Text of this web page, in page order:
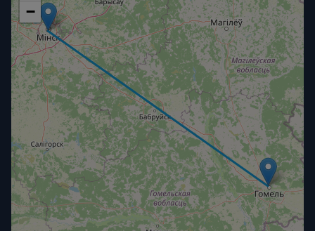
−